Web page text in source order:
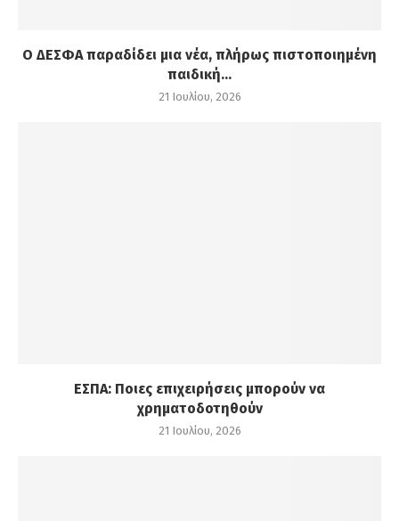
Ο ΔΕΣΦΑ παραδίδει μια νέα, πλήρως πιστοποιημένη
παιδική...
21 Ιουλίου, 2026
ΕΣΠΑ: Ποιες επιχειρήσεις μπορούν να
χρηματοδοτηθούν
21 Ιουλίου, 2026